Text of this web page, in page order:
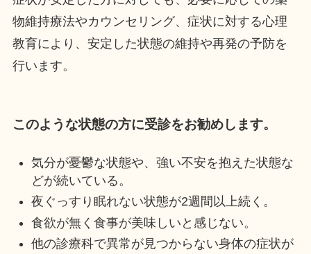
物維持療法やカウンセリング、症状に対する心理
教育により、安定した状態の維持や再発の予防を
行います。
このような状態の方に受診をお勧めします。
気分が憂鬱な状態や、強い不安を抱えた状態な
どが続いている。
夜ぐっすり眠れない状態が2週間以上続く。
食欲が無く食事が美味しいと感じない。
他の診療科で異常が見つからない身体の症状が